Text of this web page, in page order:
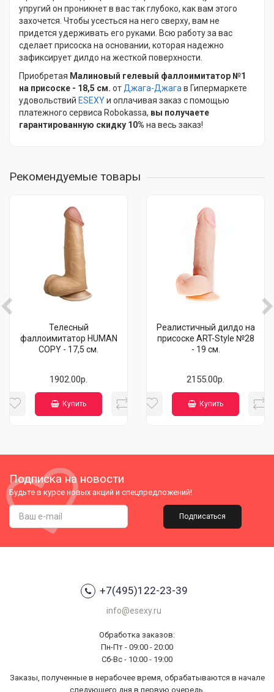
упругий он проникнет в вас так глубоко, как вам этого
захочется. Чтобы усесться на него сверху, вам не
придется удерживать его руками. Всю работу за вас
сделает присоска на основании, которая надежно
зафиксирует дилдо на жесткой поверхности.
Приобретая Малиновый гелевый фаллоимитатор №1
на присоске - 18,5 см. от Джага-Джага в Гипермаркете
удовольствий ESEXYи оплачивая заказ с помощью
платежного сервиса Robokassa, вы получаете
гарантированную скидку 10% на весь заказ!
Рекомендуемые товары
Телесный
фаллоимитатор HUMAN
COPY - 17,5 см.
1902.00р.
Купить
Реалистичный дилдо на
присоске ART-Style №28
- 19 см.
2155.00р.
Купить
Подписка на новости
Будьте в курсе новых акций и спецпредложений!
Подписаться
+7(495)122-23-39
info@esexy.ru
Обработка заказов:
Пн-Пт - 09:00 - 20:00
Сб-Вс - 10:00 - 19:00
Заказы, полученные в нерабочее время, обрабатываются в начале
следующего дня в первую очередь.